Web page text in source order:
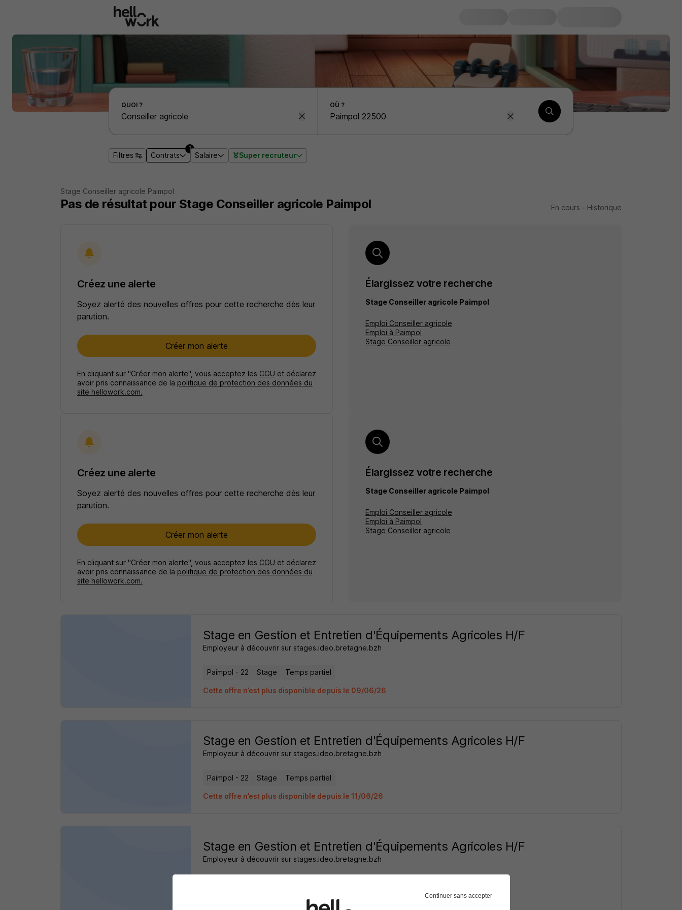
Effectuer une recherche d'emploi par localité
QUOI ? OÙ ?
Filtres Contrats
1
Salaire Super recruteur
Stage Conseiller agricole Paimpol
Pas de résultat pour Stage Conseiller agricole Paimpol En cours - Historique
Créez une alerte
Soyez alerté des nouvelles offres pour cette recherche dès leur
parution.
Créer mon alerte
En cliquant sur "Créer mon alerte", vous acceptez les CGU et déclarez
avoir pris connaissance de la politique de protection des données du
site hellowork.com.
Élargissez votre recherche
Stage Conseiller agricole Paimpol
Emploi Conseiller agricole
Emploi à Paimpol
Stage Conseiller agricole
Créez une alerte
Soyez alerté des nouvelles offres pour cette recherche dès leur
parution.
Créer mon alerte
En cliquant sur "Créer mon alerte", vous acceptez les CGU et déclarez
avoir pris connaissance de la politique de protection des données du
site hellowork.com.
Élargissez votre recherche
Stage Conseiller agricole Paimpol
Emploi Conseiller agricole
Emploi à Paimpol
Stage Conseiller agricole
Stage en Gestion et Entretien d'Équipements Agricoles H/F
Employeur à découvrir sur stages.ideo.bretagne.bzh
Paimpol - 22 Stage Temps partiel
Cette offre n’est plus disponible depuis le 09/06/26
Stage en Gestion et Entretien d'Équipements Agricoles H/F
Employeur à découvrir sur stages.ideo.bretagne.bzh
Paimpol - 22 Stage Temps partiel
Cette offre n’est plus disponible depuis le 11/06/26
Stage en Gestion et Entretien d'Équipements Agricoles H/F
Employeur à découvrir sur stages.ideo.bretagne.bzh
Cette offre n’est plus disponible depuis le 09/06/26
Continuer sans accepter